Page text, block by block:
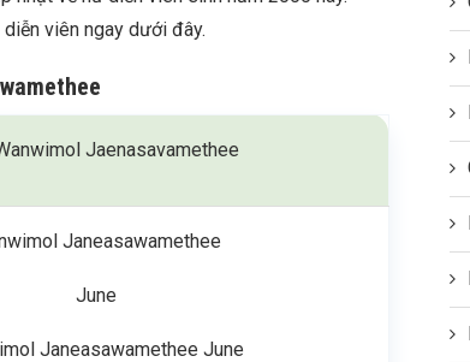
viên ngay dưới đây.
Jaenasavamethee
Janeasawamethee
June
Janeasawamethee June